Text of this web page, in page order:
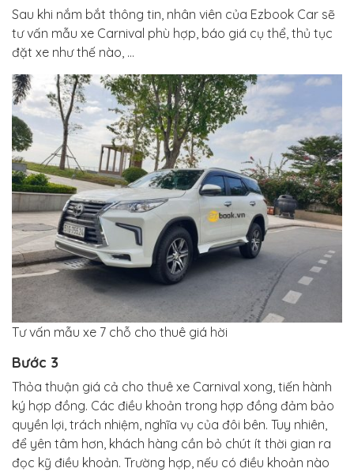
Sau khi nắm bắt thông tin, nhân viên của Ezbook Car sẽ
tư vấn mẫu xe Carnival phù hợp, báo giá cụ thể, thủ tục
đặt xe như thế nào, …
Tư vấn mẫu xe 7 chỗ cho thuê giá hời
Bước 3
Thỏa thuận giá cả cho thuê xe Carnival xong, tiến hành
ký hợp đồng. Các điều khoản trong hợp đồng đảm bảo
quyền lợi, trách nhiệm, nghĩa vụ của đôi bên. Tuy nhiên,
để yên tâm hơn, khách hàng cần bỏ chút ít thời gian ra
đọc kỹ điều khoản. Trường hợp, nếu có điều khoản nào